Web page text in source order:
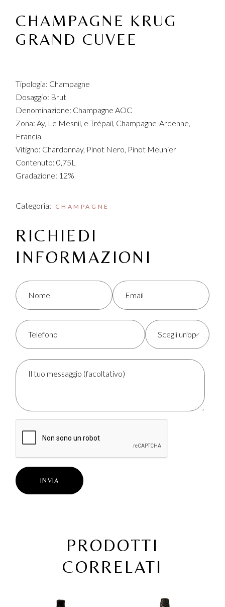
CHAMPAGNE KRUG
GRAND CUVEE
Tipologia: Champagne
Dosaggio: Brut
Denominazione: Champagne AOC
Zona: Ay, Le Mesnil, e Trépail, Champagne-Ardenne,
Francia
Vitigno: Chardonnay, Pinot Nero, Pinot Meunier
Contenuto: 0,75L
Gradazione: 12%
Categoria: CHAMPAGNE
RICHIEDI
INFORMAZIONI
INVIA
PRODOTTI
CORRELATI